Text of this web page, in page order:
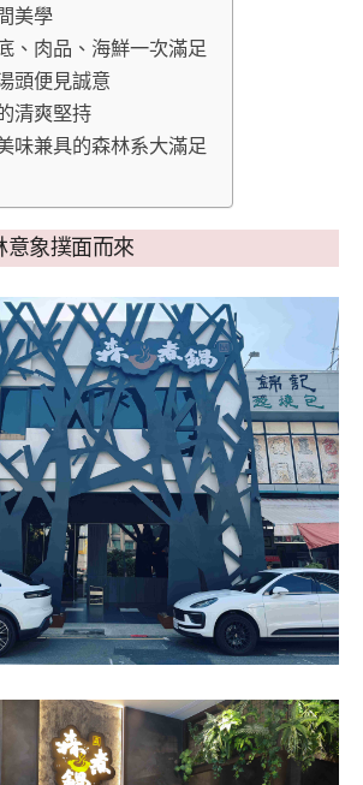
美學
、肉品、海鮮一次滿足
頭便見誠意
清爽堅持
味兼具的森林系大滿足
意象撲面而來